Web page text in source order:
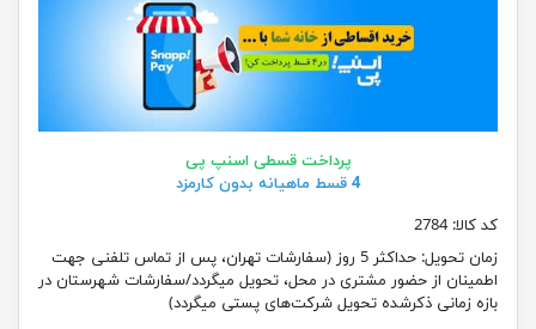
پرداخت قسطی اسنپ پی
4 قسط ماهیانه بدون کارمزد
کد کالا: 2784
زمان تحویل:
حداکثر 5 روز (سفارشات تهران، پس از تماس تلفنی جهت
اطمینان از حضور مشتری در محل، تحویل میگردد/سفارشات شهرستان در
بازه زمانی ذکرشده تحویل شرکت‌های پستی میگردد)